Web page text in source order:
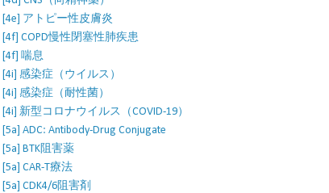
[4e] アトピー性皮膚炎
[4f] COPD慢性閉塞性肺疾患
[4f] 喘息
[4i] 感染症（ウイルス）
[4i] 感染症（耐性菌）
[4i] 新型コロナウイルス（COVID-19）
[5a] ADC: Antibody-Drug Conjugate
[5a] BTK阻害薬
[5a] CAR-T療法
[5a] CDK4/6阻害剤